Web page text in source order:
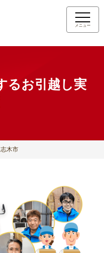
メニュー
お引越し実
志木市